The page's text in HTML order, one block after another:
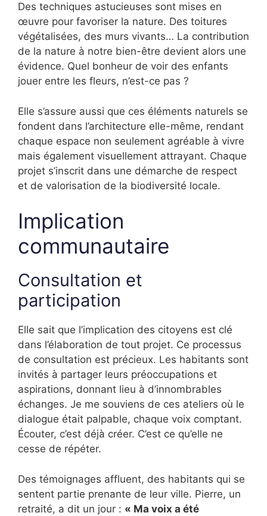
Des techniques astucieuses sont mises en
œuvre pour favoriser la nature. Des toitures
végétalisées, des murs vivants… La contribution
de la nature à notre bien-être devient alors une
évidence. Quel bonheur de voir des enfants
jouer entre les fleurs, n’est-ce pas ?
Elle s’assure aussi que ces éléments naturels se
fondent dans l’architecture elle-même, rendant
chaque espace non seulement agréable à vivre
mais également visuellement attrayant. Chaque
projet s’inscrit dans une démarche de respect
et de valorisation de la biodiversité locale.
Implication
communautaire
Consultation et
participation
Elle sait que l’implication des citoyens est clé
dans l’élaboration de tout projet. Ce processus
de consultation est précieux. Les habitants sont
invités à partager leurs préoccupations et
aspirations, donnant lieu à d’innombrables
échanges. Je me souviens de ces ateliers où le
dialogue était palpable, chaque voix comptant.
Écouter, c’est déjà créer. C’est ce qu’elle ne
cesse de répéter.
Des témoignages affluent, des habitants qui se
sentent partie prenante de leur ville. Pierre, un
retraité, a dit un jour : « Ma voix a été